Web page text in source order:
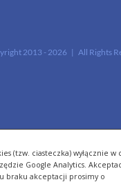
(tzw. ciasteczka) wyłącznie w
Google Analytics.
braku akceptacji prosimy o
2013 -2026 | All Rights